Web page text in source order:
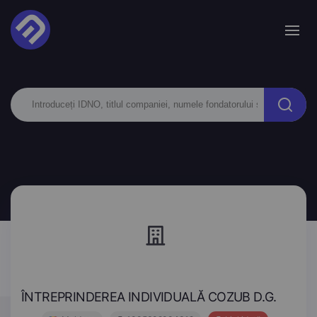
ÎNTREPRINDEREA INDIVIDUALĂ COZUB D.G.